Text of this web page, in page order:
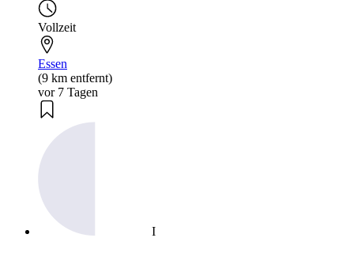
Vollzeit
Essen
(9 km entfernt)
vor 7 Tagen
I